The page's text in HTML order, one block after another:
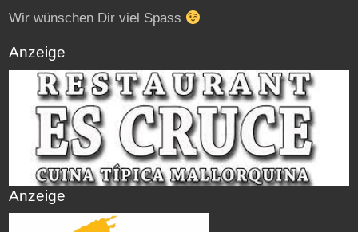
Wir wünschen Dir viel Spass
Anzeige
Anzeige